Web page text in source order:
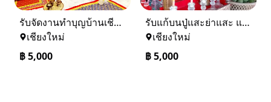
รับจัดงานทำบุญบ้านเชียงใหม่-เชียงราย และทั่วภาคเหนือ 0884158464
เชียงใหม่
฿5,000
รับแก้บนปู่แสะย่าแสะ และรับแก้บนทั่วภาคเหนือ 0884158464
เชียงใหม่
฿5,000